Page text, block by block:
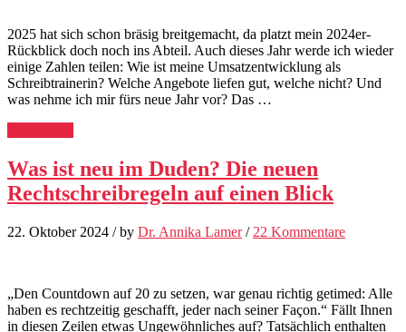
2025 hat sich schon bräsig breitgemacht, da platzt mein 2024er-
Rückblick doch noch ins Abteil. Auch dieses Jahr werde ich wieder
einige Zahlen teilen: Wie ist meine Umsatzentwicklung als
Schreibtrainerin? Welche Angebote liefen gut, welche nicht? Und
was nehme ich mir fürs neue Jahr vor? Das …
Was ist neu im Duden? Die neuen
Rechtschreibregeln auf einen Blick
22. Oktober 2024 / by Dr. Annika Lamer / 22 Kommentare
„Den Countdown auf 20 zu setzen, war genau richtig getimed: Alle
haben es rechtzeitig geschafft, jeder nach seiner Façon.“ Fällt Ihnen
in diesen Zeilen etwas Ungewöhnliches auf? Tatsächlich enthalten